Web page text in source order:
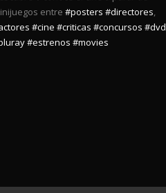
entre #posters #directores,
#cine #criticas #concursos #dvd
#estrenos #movies